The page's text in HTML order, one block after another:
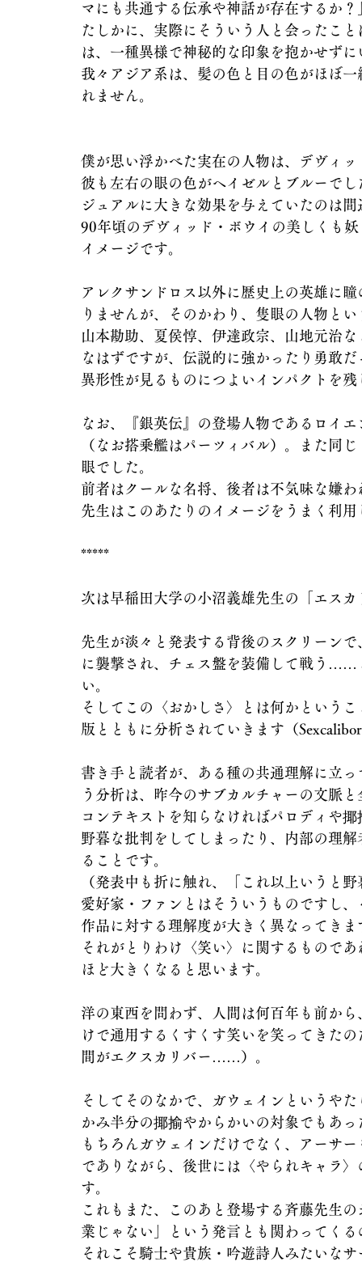
マにも共通する伝承や神話が存在するか
たしかに、実際にそういう人と会ったこ
は、一種異様で神秘的な印象を抱かせず
我々アジア系は、髪の色と目の色がほぼ
れません。
僕が思い浮かべた実在の人物は、デヴィ
彼も左右の眼の色がヘイゼルとブルーで
ジュアルに大きな効果を与えていたのは
90年頃のデヴィッド・ボウイの美しくも
イメージです。
アレクサンドロス以外に歴史上の英雄に
りませんが、そのかわり、隻眼の人物と
山本勘助、夏侯惇、伊達政宗、山地元治
なはずですが、伝説的に強かったり勇敢
異形性が見るものにつよいインパクトを
なお、『銀英伝』の登場人物であるロイ
（なお搭乗艦はパーツィバル）。また同
眼でした。
前者はクールな名将、後者は不気味な嫌
先生はこのあたりのイメージをうまく利
*****
次は早稲田大学の小沼義雄先生の「エス
先生が淡々と発表する背後のスクリーン
に襲撃され、チェス盤を装備して戦う……
い。
そしてこの〈おかしさ〉とは何かという
版とともに分析されていきます（
書き手と読者が、ある種の共通理解に立
う分析は、昨今のサブカルチャーの文脈
コンテキストを知らなければパロディや
野暮な批判をしてしまったり、内部の理
ることです。
（発表中も折に触れ、「これ以上いうと
愛好家・ファンとはそういうものですし
作品に対する理解度が大きく異なってきま
それがとりわけ〈笑い〉に関するもので
ほど大きくなると思います。
洋の東西を問わず、人間は何百年も前か
けで通用するくすくす笑いを笑ってきた
間がエクスカリバー……）。
そしてそのなかで、ガウェインというや
かみ半分の揶揄やからかいの対象でもあ
もちろんガウェインだけでなく、アーサ
でありながら、後世には〈やられキャラ
す。
これもまた、このあと登場する斉藤先生
業じゃない」という発言とも関わってく
それこそ騎士や貴族・吟遊詩人みたいな